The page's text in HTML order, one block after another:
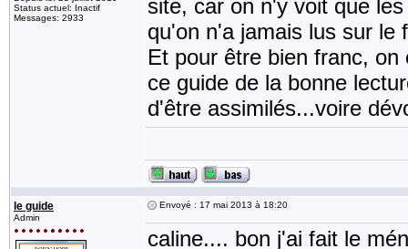
Status actuel: Inactif
Messages: 2933
site, car on n'y voit que
qu'on n'a jamais lus sur le
Et pour être bien franc,
ce guide de la bonne
d'être assimilés...voire
le guide
Admin
Envoyé : 17 mai 2013 à 18:20
caline.... bon j'ai fait le